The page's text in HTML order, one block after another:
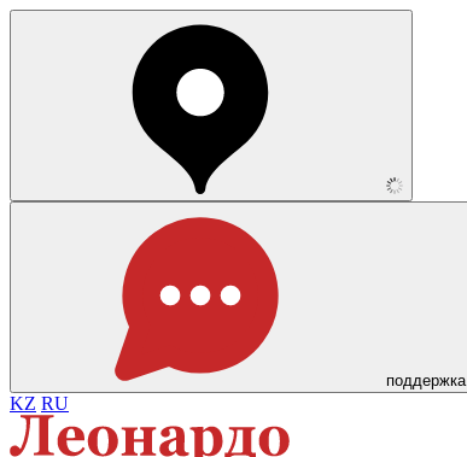
поддержка
KZ RU